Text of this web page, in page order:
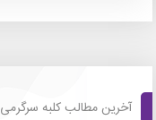
آخرین مطالب کلبه سرگرمی